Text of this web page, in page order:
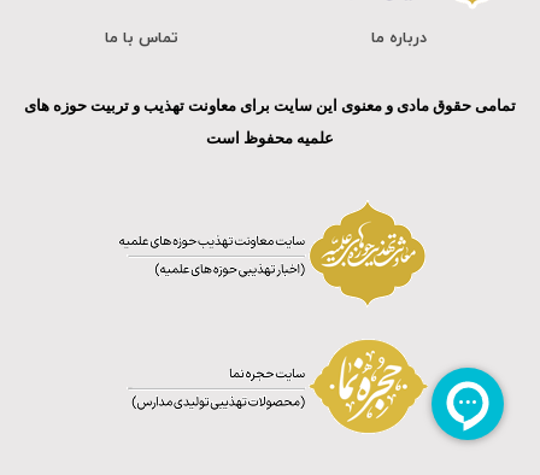
درباره ما تماس با ما
تمامی حقوق مادی و معنوی این سایت برای معاونت تهذیب و تربیت حوزه های
علمیه محفوظ است